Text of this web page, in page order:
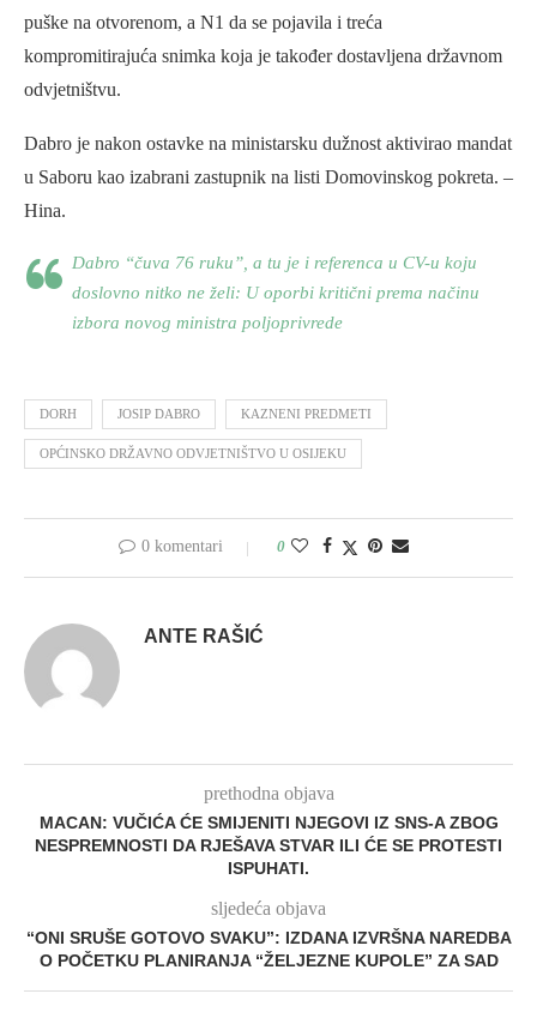
puške na otvorenom, a N1 da se pojavila i treća
kompromitirajuća snimka koja je također dostavljena državnom
odvjetništvu.
Dabro je nakon ostavke na ministarsku dužnost aktivirao mandat
u Saboru kao izabrani zastupnik na listi Domovinskog pokreta. –
Hina.
Dabro “čuva 76 ruku”, a tu je i referenca u CV-u koju
doslovno nitko ne želi: U oporbi kritični prema načinu
izbora novog ministra poljoprivrede
DORH JOSIP DABRO KAZNENI PREDMETI
OPĆINSKO DRŽAVNO ODVJETNIŠTVO U OSIJEKU
0 komentari 0
ANTE RAŠIĆ
prethodna objava
MACAN: VUČIĆA ĆE SMIJENITI NJEGOVI IZ SNS-A ZBOG
NESPREMNOSTI DA RJEŠAVA STVAR ILI ĆE SE PROTESTI
ISPUHATI.
sljedeća objava
“ONI SRUŠE GOTOVO SVAKU”: IZDANA IZVRŠNA NAREDBA
O POČETKU PLANIRANJA “ŽELJEZNE KUPOLE” ZA SAD